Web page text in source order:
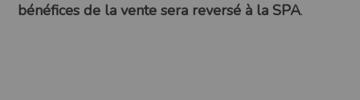
bénéfices de la vente sera reversé à la SPA.